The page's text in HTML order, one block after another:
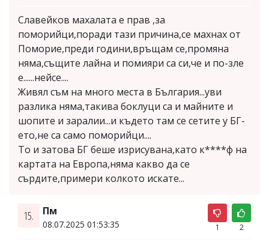
Славейков махалата е прав ,за
поморийци,поради тази причина,се махнах от
Поморие,преди години,връщам се,промяна
няма,същите лайна и помияри са си,че и по-зле
е......нейсе....
Живял съм на много места в България...уви
разлика няма,такива боклуци са и майните и
шопите и заралии...и където там се сетите у БГ-
ето,не са само поморийци....
То и затова БГ беше изрисувана,като к****ф на
картата на Европа,няма какво да се
сърдите,примери колкото искате...
15. Пм
08.07.2025 01:53:35 1 2